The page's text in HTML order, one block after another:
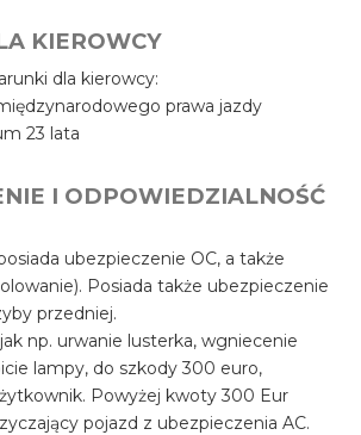
KIEROWCY
dla kierowcy:
prawa jazdy
23 lata
I ODPOWIEDZIALNOŚĆ
ubezpieczenie OC, a także
Posiada także ubezpieczenie
przedniej.
np. urwanie lusterka, wgniecenie
lampy, do szkody 300 euro,
Powyżej kwoty 300 Eur
pojazd z ubezpieczenia AC.